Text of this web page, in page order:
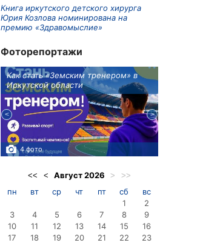
Книга иркутского детского хирурга
Юрия Козлова номинирована на
премию «Здравомыслие»
Фоторепортажи
Как стать «Земским тренером» в
Иркутской области
4 фото
<< < Август2026 > >>
пн вт ср чт пт сб
вс
1
2
3
4 5 6 7 8
9
10
11 12 13 14 15
16
17
18 19 20 21 22 23